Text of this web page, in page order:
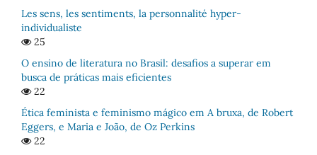
Les sens, les sentiments, la personnalité hyper-
individualiste
25
O ensino de literatura no Brasil: desafios a superar em
busca de práticas mais eficientes
22
Ética feminista e feminismo mágico em A bruxa, de Robert
Eggers, e Maria e João, de Oz Perkins
22